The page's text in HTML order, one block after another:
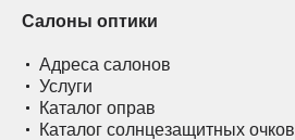
Салоны оптики
Адреса салонов
Услуги
Каталог оправ
Каталог солнцезащитных очков